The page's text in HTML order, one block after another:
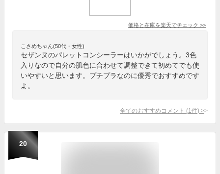
価格と在庫を楽天でチェック >>
こさめちゃん(50代・女性)
セザンヌのパレットコンシーラーはいかがでしょう。3色
入りなので自分の肌色に合わせて調整できて初めてでも使
いやすいと思います。プチプラなのに優秀でおすすめです
よ。
全てのおすすめコメント (1 件) >
20